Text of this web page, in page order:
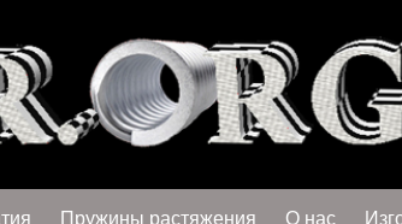
Пружины растяжения О нас